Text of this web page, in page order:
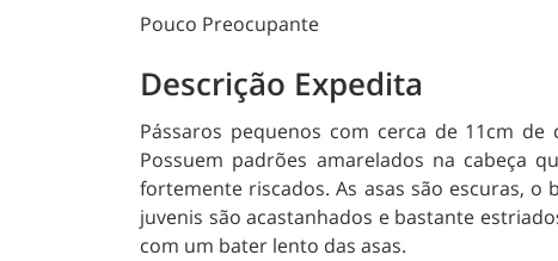
Pouco Preocupante
Descrição Expedita
Pássaros pequenos com cerca de 11cm
Possuem padrões amarelados na cabeça
fortemente riscados. As asas são escuras,
juvenis são acastanhados e bastante
com um bater lento das asas.